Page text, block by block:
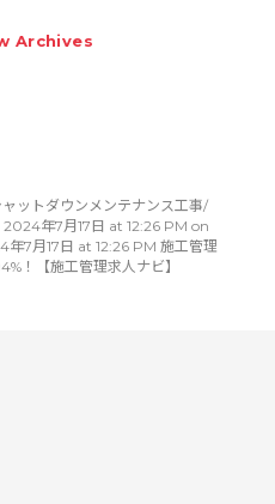
Archives
ットダウンメンテナンス工事/
年7月17日 at 12:26 PM on
7月17日 at 12:26 PM 施工管理
！【施工管理求人ナビ】